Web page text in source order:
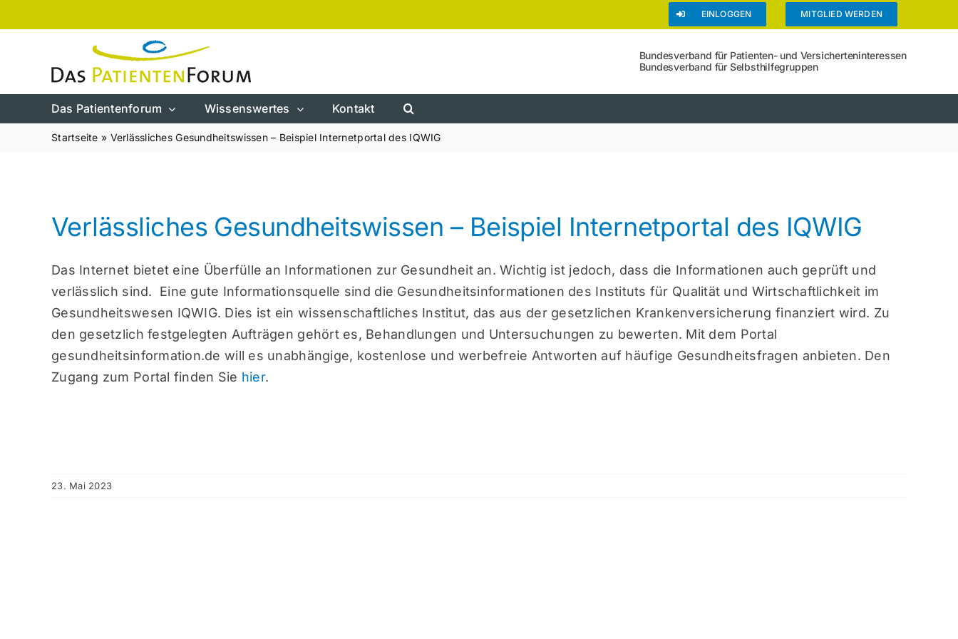
Inhalt
EINLOGGEN MITGLIED WERDEN
Bundesverband für Patienten- und Versicherteninteressen
Bundesverband für Selbsthilfegruppen
Das Patientenforum Wissenswertes Kontakt
Startseite » Verlässliches Gesundheitswissen – Beispiel Internetportal des IQWIG
Verlässliches Gesundheitswissen – Beispiel Internetportal des IQWIG
Das Internet bietet eine Überfülle an Informationen zur Gesundheit an. Wichtig ist jedoch, dass die Informationen auch geprüft und
verlässlich sind. Eine gute Informationsquelle sind die Gesundheitsinformationen des Instituts für Qualität und Wirtschaftlichkeit im
Gesundheitswesen IQWIG. Dies ist ein wissenschaftliches Institut, das aus der gesetzlichen Krankenversicherung finanziert wird. Zu
den gesetzlich festgelegten Aufträgen gehört es, Behandlungen und Untersuchungen zu bewerten. Mit dem Portal
gesundheitsinformation.de will es unabhängige, kostenlose und werbefreie Antworten auf häufige Gesundheitsfragen anbieten. Den
Zugang zum Portal finden Sie hier.
23. Mai 2023